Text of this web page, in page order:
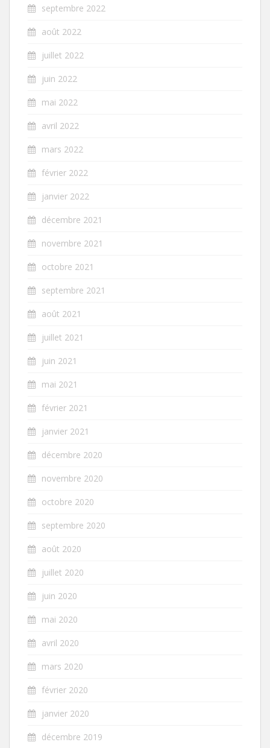
septembre 2022
août 2022
juillet 2022
juin 2022
mai 2022
avril 2022
mars 2022
février 2022
janvier 2022
décembre 2021
novembre 2021
octobre 2021
septembre 2021
août 2021
juillet 2021
juin 2021
mai 2021
février 2021
janvier 2021
décembre 2020
novembre 2020
octobre 2020
septembre 2020
août 2020
juillet 2020
juin 2020
mai 2020
avril 2020
mars 2020
février 2020
janvier 2020
décembre 2019